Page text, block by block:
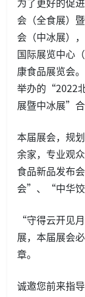
会（全食展）
会（中冰展）
国际展览中心
康食品展览会
举办的“2022
展暨中冰展”合
本届展会，规
余家，专业观
食品新品发布
会”、“中华饺
“守得云开见
展，本届展会
章。
诚邀您前来指